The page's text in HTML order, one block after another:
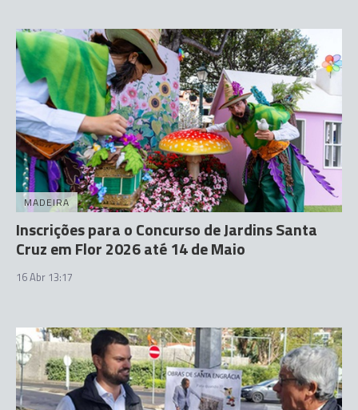
MADEIRA
Inscrições para o Concurso de Jardins Santa
Cruz em Flor 2026 até 14 de Maio
16 Abr 13:17